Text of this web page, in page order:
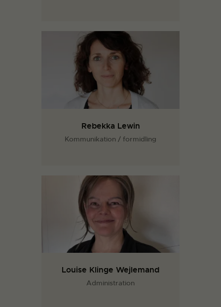
Rebekka Lewin
Kommunikation / formidling
Louise Klinge Wejlemand
Administration